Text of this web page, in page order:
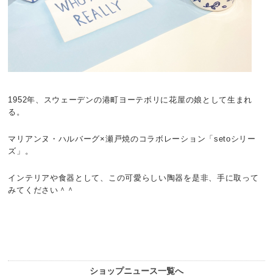
1952年、スウェーデンの港町ヨーテボリに花屋の娘として生まれ
る。
マリアンヌ・ハルバーグ×瀬戸焼のコラボレーション「setoシリー
ズ」。
インテリアや食器として、この可愛らしい陶器を是非、手に取って
みてください＾＾
ショップニュース一覧へ